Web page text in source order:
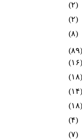
(۲)
(۲)
(۸)
(۸۹)
(۱۶)
(۱۸)
(۱۴)
(۱۸)
(۴)
(۷)